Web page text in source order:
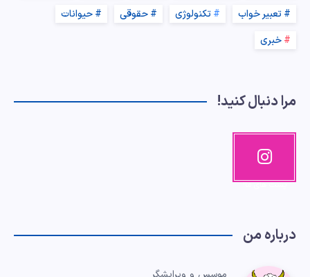
تعبیر خواب
تکنولوژی حقوقی
حیوانات
خبری
مرا دنبال کنید!
اینستاگرا
م
پست های ما!
درباره من